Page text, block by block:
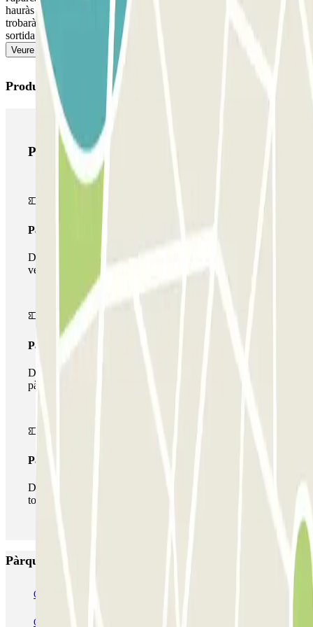
hauràs d'abonar l'import addicional a través de l'app o a l'enllaç que
trobaràs a la teva reserva. Recorda fer-ho abans de dirigir-te cap a la
sortida per a evitar cues.
Veure més
Productes de Parclick
Productes de Parclick
Passi simple
Durant la teva estada podràs entrar i sortir una única
vegada al pàrquing
Passi multipàrquing
Durant la teva estada podràs fer ús de tota la xarxa de
pàrquings d'aquest operador disponibles a Parclick.
Passi il·limitat
Durant la teva estada podràs entrar i sortir del pàrquing
totes les vegades que vulguis.
Pàrquings més valorats a Amsterdam
Q-Park Nieuwendijk
Q-Park Oostpoort